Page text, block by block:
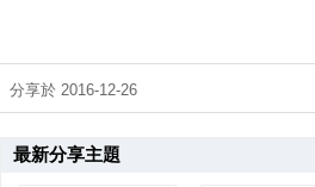
分享於 2016-12-26
最新分享主題